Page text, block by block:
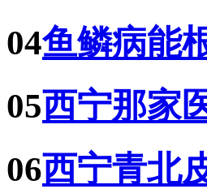
04鱼鳞病能
05西宁那家
06西宁青北